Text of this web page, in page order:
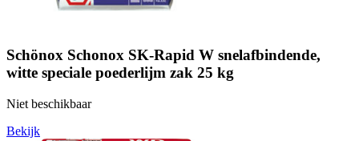
Schönox Schonox SK-Rapid W snelafbindende,
witte speciale poederlijm zak 25 kg
Niet beschikbaar
Bekijk